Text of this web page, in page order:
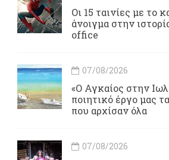
Οι 15 ταινίες με το
άνοιγμα στην
office
07/08/2026
«Ο Αγκαίος στην
ποιητικό έργο μας
που αρχίσαν όλα
07/08/2026